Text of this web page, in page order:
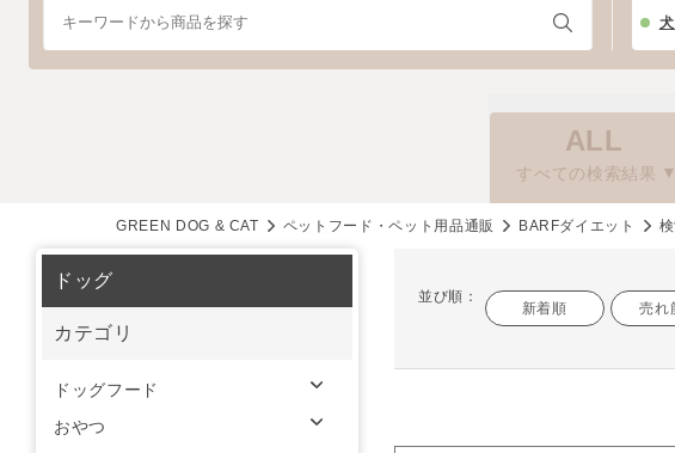
ALL
すべての検索結果
GREEN DOG & CAT ペットフード・ペット用品通販 BARFダイエット
並び順：
新着順 売れ
ドッグ
カテゴリ
ドッグフード
おやつ